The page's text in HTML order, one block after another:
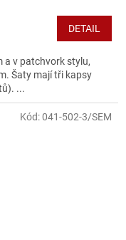
DETAIL
a v patchvork stylu,
Šaty mají tři kapsy
...
Kód:041-502-3/SEM